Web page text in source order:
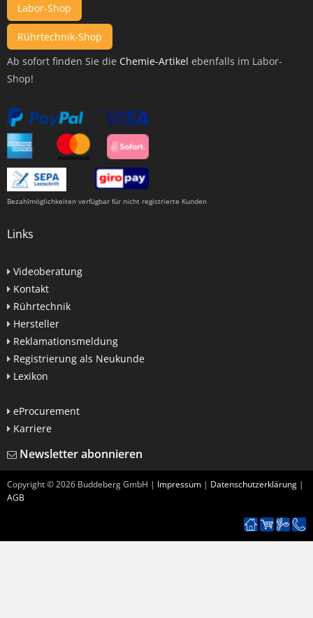
Labor-Shop
Rührtechnik-Shop
Ab sofort finden Sie die Chemie-Artikel ebenfalls im Labor-
Shop!
Bezahlmöglichkeiten verfügbar für nicht registrierte Kunden
Links
Videoberatung
Kontakt
Rührtechnik
Hersteller
Reklamationsmeldung
Registrierung als Neukunde
Lexikon
eProcurement
Karriere
Newsletter abonnieren
Copyright ©2026 Buddeberg GmbH | Impressum | Datenschutzerklärung |
AGB